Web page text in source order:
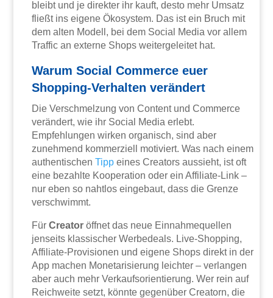
bleibt und je direkter ihr kauft, desto mehr Umsatz
fließt ins eigene Ökosystem. Das ist ein Bruch mit
dem alten Modell, bei dem Social Media vor allem
Traffic an externe Shops weitergeleitet hat.
Warum Social Commerce euer
Shopping-Verhalten verändert
Die Verschmelzung von Content und Commerce
verändert, wie ihr Social Media erlebt.
Empfehlungen wirken organisch, sind aber
zunehmend kommerziell motiviert. Was nach einem
authentischenTipp eines Creators aussieht, ist oft
eine bezahlte Kooperation oder ein Affiliate-Link –
nur eben so nahtlos eingebaut, dass die Grenze
verschwimmt.
FürCreator öffnet das neue Einnahmequellen
jenseits klassischer Werbedeals. Live-Shopping,
Affiliate-Provisionen und eigene Shops direkt in der
App machen Monetarisierung leichter – verlangen
aber auch mehr Verkaufsorientierung. Wer rein auf
Reichweite setzt, könnte gegenüber Creatorn, die